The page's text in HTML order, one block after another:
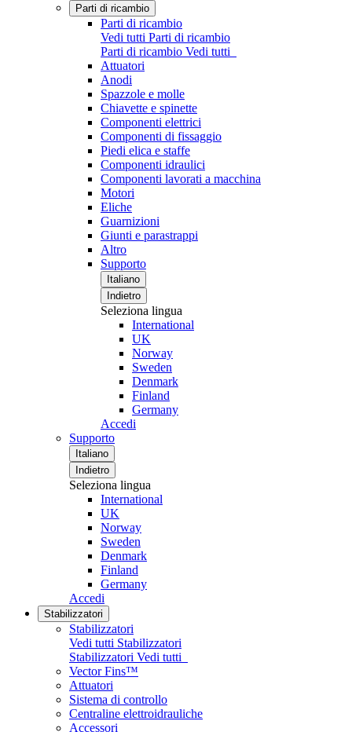
Parti di ricambio
Parti di ricambio
Vedi tutti Parti di ricambio
Parti di ricambio Vedi tutti
Attuatori
Anodi
Spazzole e molle
Chiavette e spinette
Componenti elettrici
Componenti di fissaggio
Piedi elica e staffe
Componenti idraulici
Componenti lavorati a macchina
Motori
Eliche
Guarnizioni
Giunti e parastrappi
Altro
Supporto
Italiano
Indietro
Seleziona lingua
International
UK
Norway
Sweden
Denmark
Finland
Germany
Accedi
Supporto
Italiano
Indietro
Seleziona lingua
International
UK
Norway
Sweden
Denmark
Finland
Germany
Accedi
Stabilizzatori
Stabilizzatori
Vedi tutti Stabilizzatori
Stabilizzatori Vedi tutti
Vector Fins™
Attuatori
Sistema di controllo
Centraline elettroidrauliche
Accessori